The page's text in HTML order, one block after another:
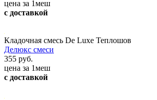
цена за 1меш
с доставкой
Кладочная смесь De Luxe Теплошов
Делюкс смеси
355 руб.
цена за 1меш
с доставкой